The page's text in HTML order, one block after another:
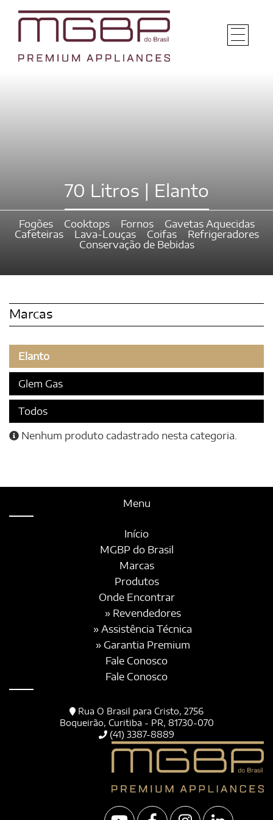
70 Litros | Elanto
Fogões Cooktops Fornos
Gavetas Aquecidas
Cafeteiras
Lava-Louças Coifas
Refrigeradores
Conservação de Bebidas
Marcas
Elanto
Glem Gas
Todos
Nenhum produto cadastrado nesta categoria.
Menu
Início
MGBP do Brasil
Marcas
Produtos
Onde Encontrar
» Revendedores
» Assistência Técnica
» Garantia Premium
Fale Conosco
Fale Conosco
Rua O Brasil para Cristo, 2756
Boqueirão, Curitiba - PR, 81730-070
(41) 3387-8889